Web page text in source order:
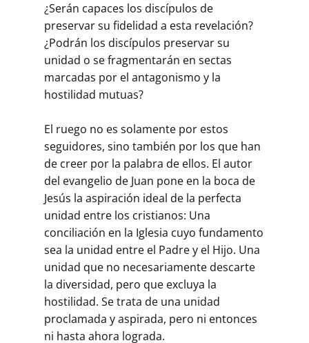
¿Serán capaces los discípulos de
preservar su fidelidad a esta revelación?
¿Podrán los discípulos preservar su
unidad o se fragmentarán en sectas
marcadas por el antagonismo y la
hostilidad mutuas?
El ruego no es solamente por estos
seguidores, sino también por los que han
de creer por la palabra de ellos. El autor
del evangelio de Juan pone en la boca de
Jesús la aspiración ideal de la perfecta
unidad entre los cristianos: Una
conciliación en la Iglesia cuyo fundamento
sea la unidad entre el Padre y el Hijo. Una
unidad que no necesariamente descarte
la diversidad, pero que excluya la
hostilidad. Se trata de una unidad
proclamada y aspirada, pero ni entonces
ni hasta ahora lograda.